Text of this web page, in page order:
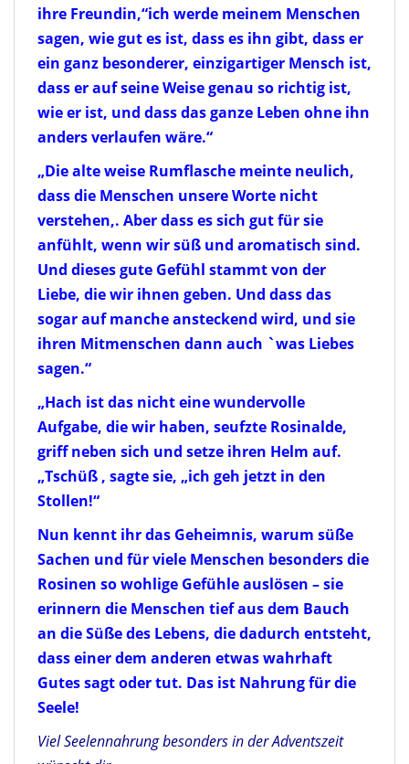
ihre Freundin,“ich werde meinem Menschen
sagen, wie gut es ist, dass es ihn gibt, dass er
ein ganz besonderer, einzigartiger Mensch ist,
dass er auf seine Weise genau so richtig ist,
wie er ist, und dass das ganze Leben ohne ihn
anders verlaufen wäre.“
„Die alte weise Rumflasche meinte neulich,
dass die Menschen unsere Worte nicht
verstehen,. Aber dass es sich gut für sie
anfühlt, wenn wir süß und aromatisch sind.
Und dieses gute Gefühl stammt von der
Liebe, die wir ihnen geben. Und dass das
sogar auf manche ansteckend wird, und sie
ihren Mitmenschen dann auch `was Liebes
sagen.“
„Hach ist das nicht eine wundervolle
Aufgabe, die wir haben, seufzte Rosinalde,
griff neben sich und setze ihren Helm auf.
„Tschüß , sagte sie, „ich geh jetzt in den
Stollen!“
Nun kennt ihr das Geheimnis, warum süße
Sachen und für viele Menschen besonders die
Rosinen so wohlige Gefühle auslösen – sie
erinnern die Menschen tief aus dem Bauch
an die Süße des Lebens, die dadurch entsteht,
dass einer dem anderen etwas wahrhaft
Gutes sagt oder tut. Das ist Nahrung für die
Seele!
Viel Seelennahrung besonders in der Adventszeit